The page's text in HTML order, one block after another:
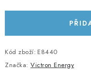
JAK VYBRAT SOLÁRNÍ
PŘÍSLUŠENSTVÍ
MONTÁŽNÍ MATERIÁL
Kód zboží: E8440
Značka: Victron Energy